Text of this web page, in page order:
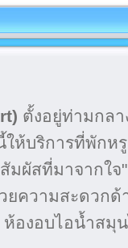
ตั้งอยู่ท่ามกล
ให้บริการที่พัก
มผัสที่มาจากใ
ยความสะดวก
องอบไอน้ำสมุ